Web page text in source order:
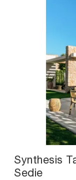
Synthesis
Sedie